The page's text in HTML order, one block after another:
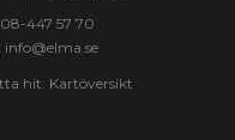
08-447 57 70
info@elma.se
hit: Kartöversikt